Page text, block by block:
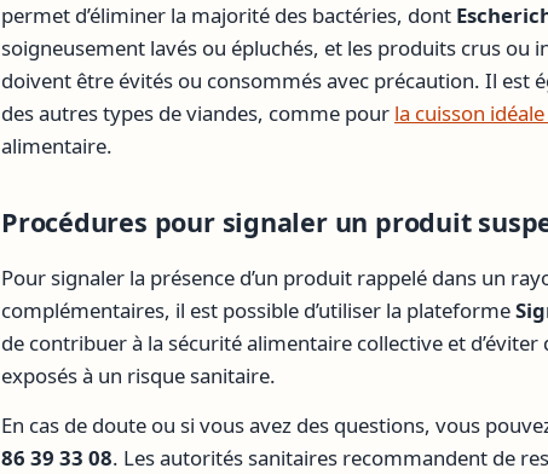
permet d’éliminer la majorité des bactéries, dont
soigneusement lavés ou épluchés, et les produits crus ou
doivent être évités ou consommés avec précaution. Il est
des autres types de viandes, comme pour la cuisson
alimentaire.
Procédures pour signaler un produit
Pour signaler la présence d’un produit rappelé dans un
complémentaires, il est possible d’utiliser la plateforme
de contribuer à la sécurité alimentaire collective et
exposés à un risque sanitaire.
En cas de doute ou si vous avez des questions, vous
86 39 33 08. Les autorités sanitaires recommandent de